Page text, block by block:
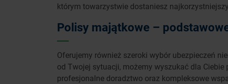
którym towarzystwie dostaniesz
Polisy majątkowe –
Oferujemy również szeroki wybór ubezpieczeń
od Twojej sytuacji, możemy wyszukać dla
profesjonalne doradztwo oraz kompleksowe